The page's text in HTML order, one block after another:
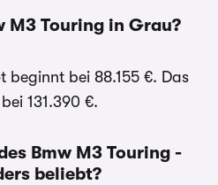
M3 Touring in Grau?
beginnt bei 88.155 €. Das
131.390 €.
Bmw M3 Touring -
beliebt?